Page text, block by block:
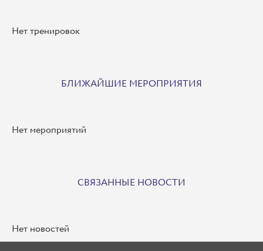
Нет тренировок
БЛИЖАЙШИЕ МЕРОПРИЯТИЯ
Нет мероприятий
СВЯЗАННЫЕ НОВОСТИ
Нет новостей